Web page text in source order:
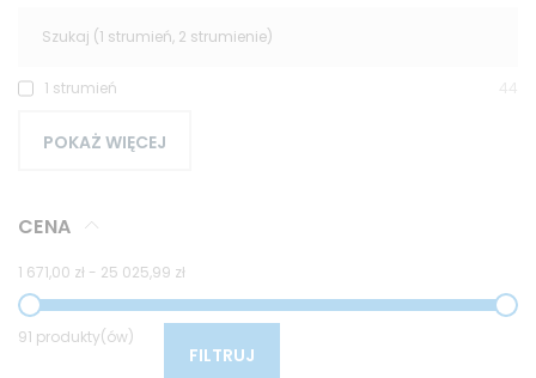
1 strumień
POKAŻ WIĘCEJ
CENA
1 671,00 zł - 25 025,99 zł
91 produkty(ów)
FILTRUJ